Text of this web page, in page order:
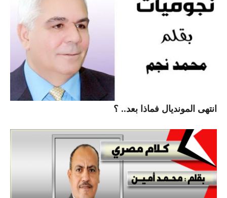
انتهى المونديال فماذا بعد.. ؟